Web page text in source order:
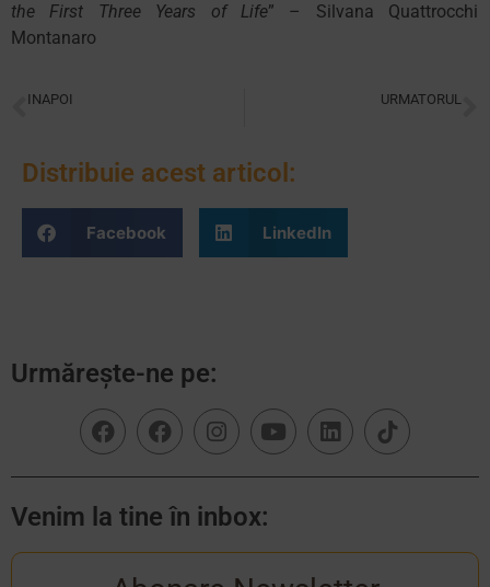
the First Three Years of Life” – Silvana Quattrocchi
Montanaro
INAPOI URMATORUL
Distribuie acest articol:
Facebook LinkedIn
Urmărește-ne pe:
Venim la tine în inbox: